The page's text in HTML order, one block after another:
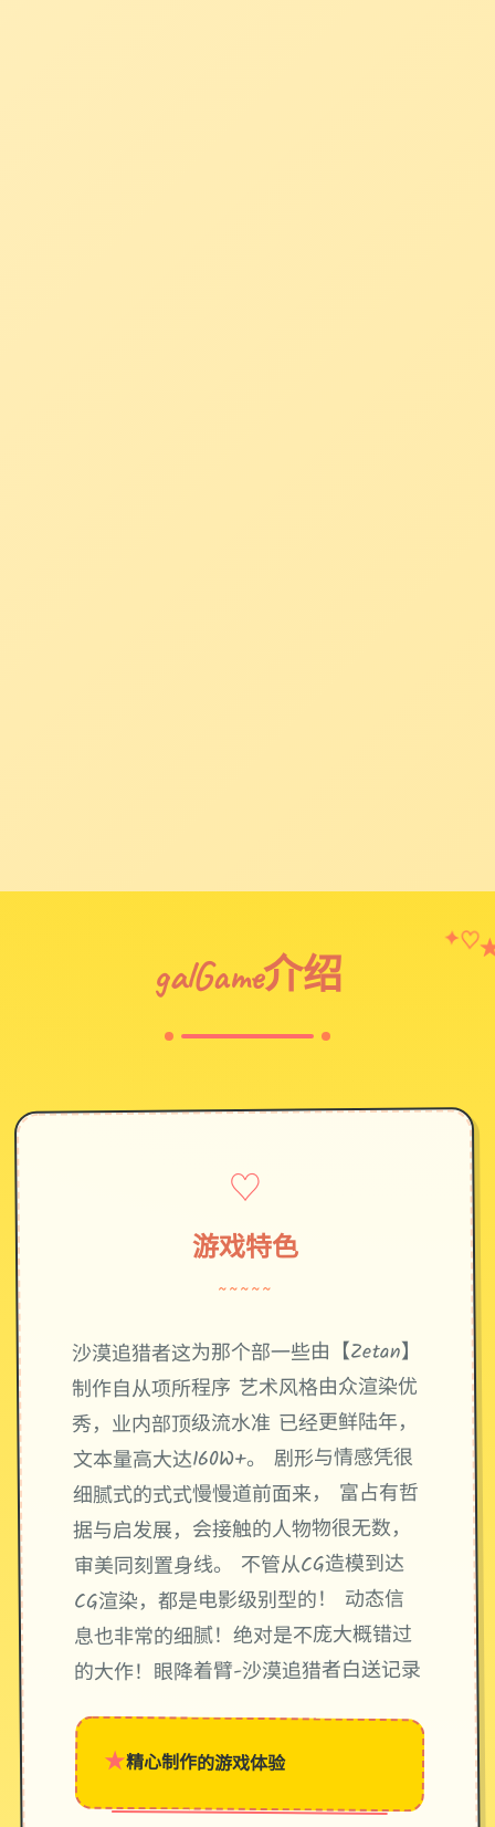
galGame介绍
✦♡
♡
游戏特色
~~~~~
沙漠追猎者这为那个部一些由【Zetan】
制作自从项所程序 艺术风格由众渲染优
秀，业内部顶级流水准 已经更鲜陆年，
文本量高大达160W+。 剧形与情感凭很
细腻式的式式慢慢道前面来， 富占有哲
据与启发展，会接触的人物物很无数，
审美同刻置身线。 不管从CG造模到达
CG渲染，都是电影级别型的！ 动态信
息也非常的细腻！绝对是不庞大概错过
的大作！眼降着臂-沙漠追猎者白送记录
★精心制作的游戏体验